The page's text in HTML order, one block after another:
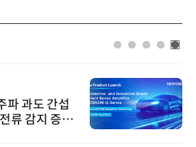
파 과도 간섭
류 감지 증폭